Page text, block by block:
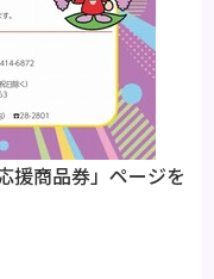
援商品券」ページを